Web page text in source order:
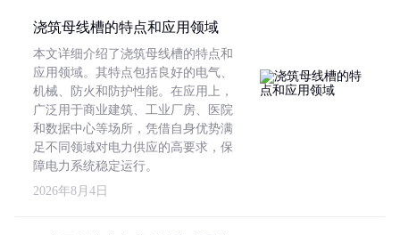
浇筑母线槽的特点和应用领域
本文详细介绍了浇筑母线槽的特点和
应用领域。其特点包括良好的电气、
机械、防火和防护性能。在应用上，
广泛用于商业建筑、工业厂房、医院
和数据中心等场所，凭借自身优势满
足不同领域对电力供应的高要求，保
障电力系统稳定运行。
2026年8月4日